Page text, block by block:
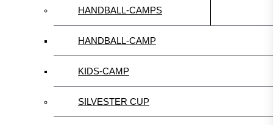
HANDBALL-CAMPS
HANDBALL-CAMP
KIDS-CAMP
SILVESTER CUP